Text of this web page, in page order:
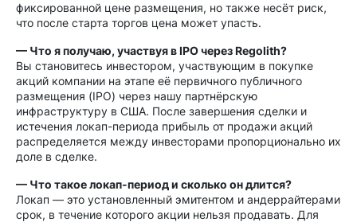
фиксированной цене размещения, но также несёт риск,
что после старта торгов цена может упасть.
— Что я получаю, участвуя в IPO через Regolith?
Вы становитесь инвестором, участвующим в покупке
акций компании на этапе её первичного публичного
размещения (IPO) через нашу партнёрскую
инфраструктуру в США. После завершения сделки и
истечения локап-периода прибыль от продажи акций
распределяется между инвесторами пропорционально их
доле в сделке.
— Что такое локап-период и сколько он длится?
Локап — это установленный эмитентом и андеррайтерами
срок, в течение которого акции нельзя продавать. Для